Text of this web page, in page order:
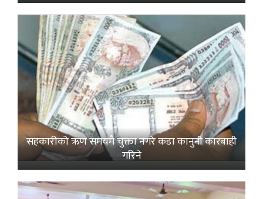
सहकारीको ऋण समयमै चुक्ता नगरे कडा कानुनी कारबाही
गरिने